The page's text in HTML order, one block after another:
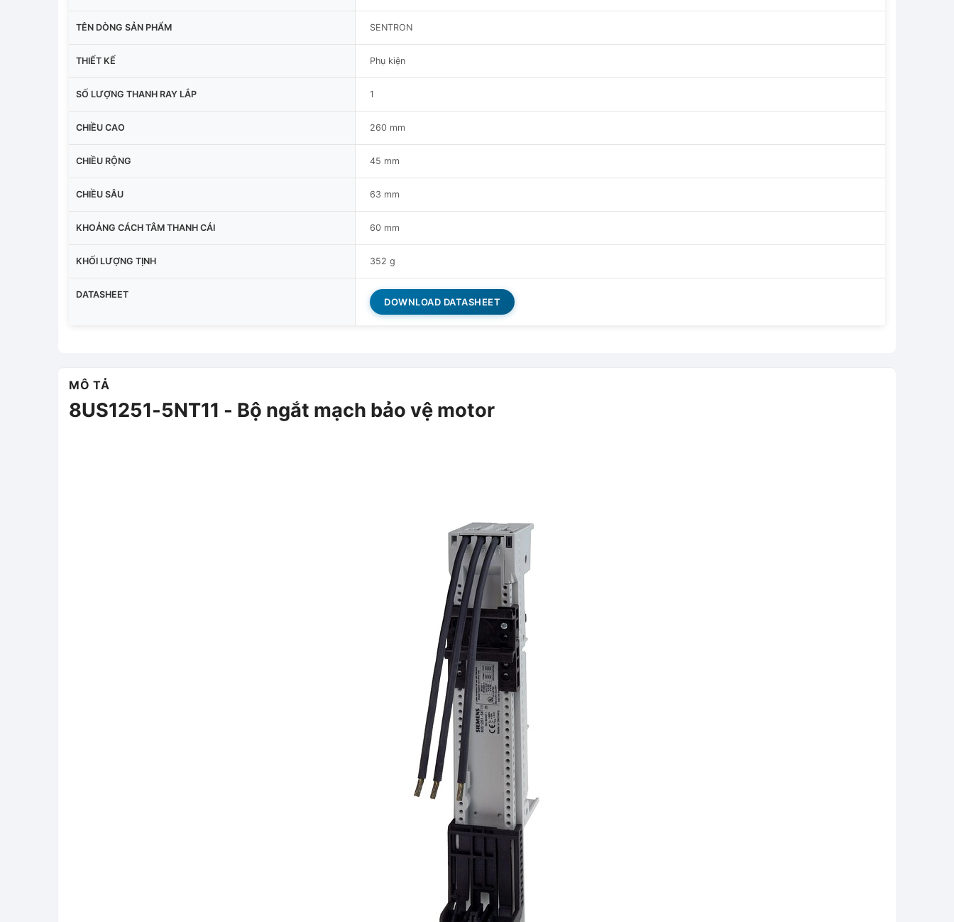
TÊN DÒNG SẢN PHẨM SENTRON
THIẾT KẾ Phụ kiện
SỐ LƯỢNG THANH RAY LẮP 1
CHIỀU CAO 260 mm
CHIỀU RỘNG 45 mm
CHIỀU SÂU 63 mm
KHOẢNG CÁCH TÂM THANH CÁI 60 mm
KHỐI LƯỢNG TỊNH 352 g
DATASHEET
DOWNLOAD DATASHEET
MÔ TẢ
8US1251-5NT11 - Bộ ngắt mạch bảo vệ motor